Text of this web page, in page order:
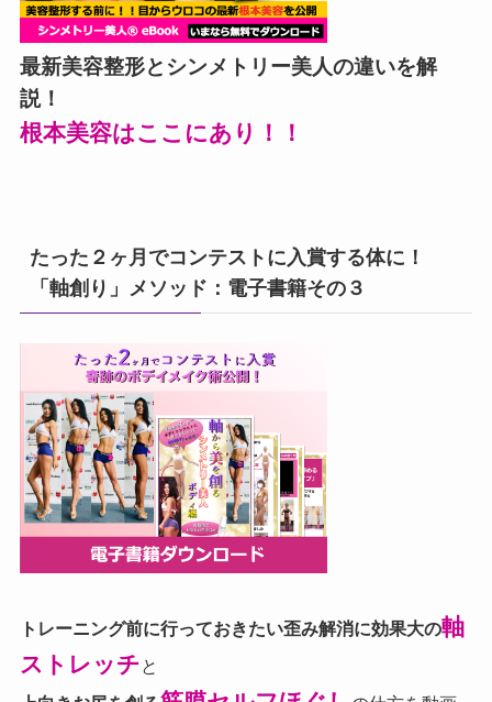
最新美容整形とシンメトリー美人の違いを解
説！
根本美容はここにあり！！
たった２ヶ月でコンテストに入賞する体に！
「軸創り」メソッド：電子書籍その３
トレーニング前に行っておきたい歪み解消に効果大の軸
ストレッチと